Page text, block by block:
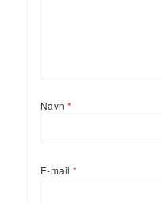
Navn*
E-mail *